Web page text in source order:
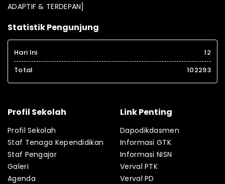
ADAPTIF & TERDEPAN]
Statistik Pengunjung
Hari Ini
12
Total
102293
Profil Sekolah
Profil Sekolah
Staf Tenaga Kependidikan
Staf Pengajar
Galeri
Agenda
Link Penting
Dapodikdasmen
Informasi GTK
Informasi NISN
Verval PTK
Verval PD